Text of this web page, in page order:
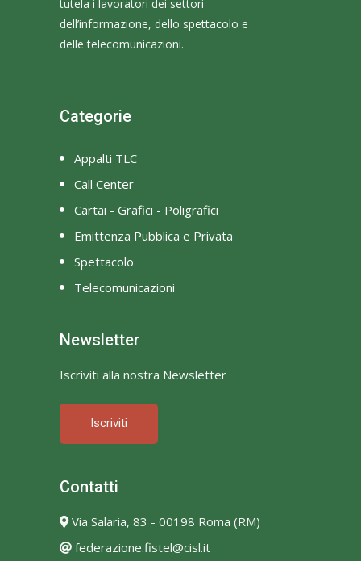
tutela i lavoratori dei settori
dell’informazione, dello spettacolo e
delle telecomunicazioni.
Categorie
Appalti TLC
Call Center
Cartai - Grafici - Poligrafici
Emittenza Pubblica e Privata
Spettacolo
Telecomunicazioni
Newsletter
Iscriviti alla nostra Newsletter
Iscriviti
Contatti
Via Salaria, 83 - 00198 Roma (RM)
federazione.fistel@cisl.it